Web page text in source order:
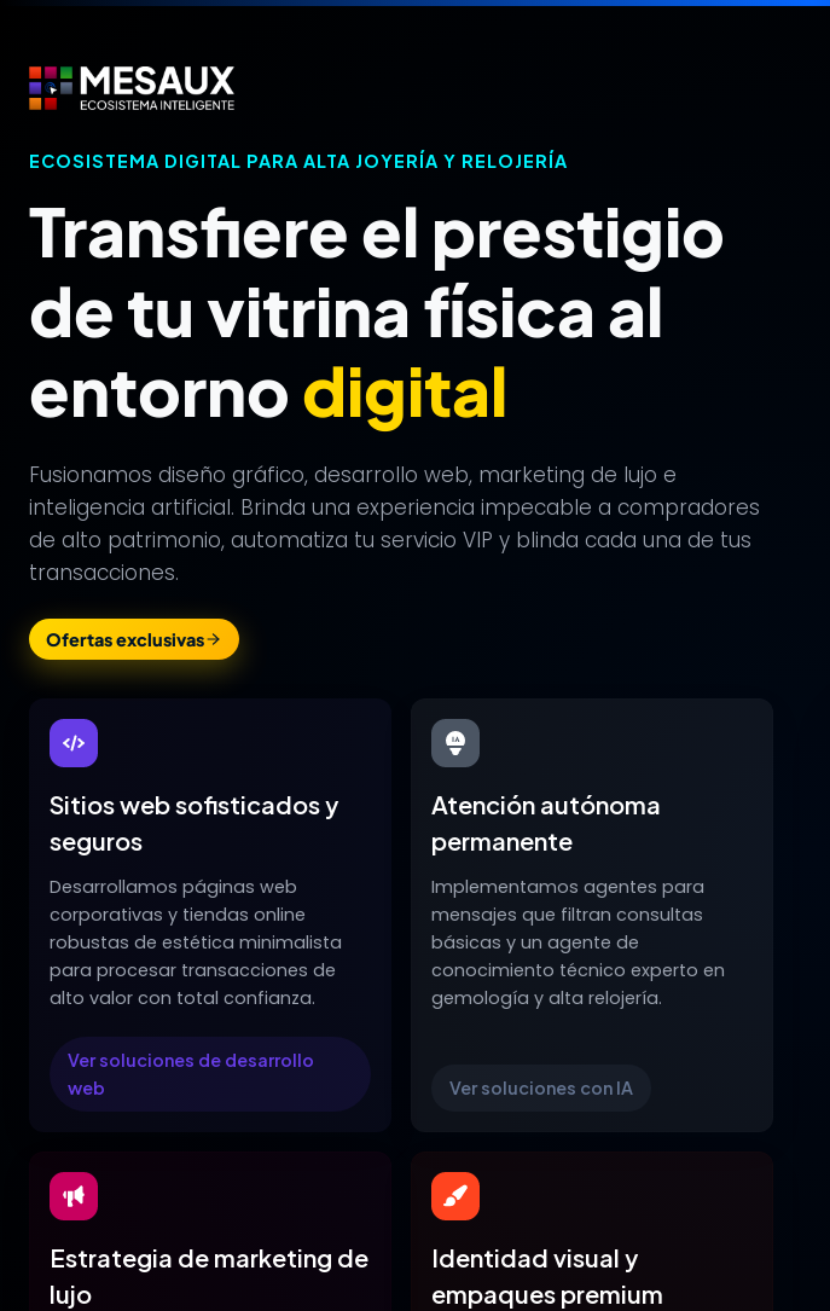
contenido
ECOSISTEMA DIGITAL PARA ALTA JOYERÍA Y RELOJERÍA
Transfiere el prestigio
de tu vitrina física al
entornodigital
Fusionamos diseño gráfico, desarrollo web, marketing de lujo e
inteligencia artificial. Brinda una experiencia impecable a compradores
de alto patrimonio, automatiza tu servicio VIP y blinda cada una de tus
transacciones.
Ofertas exclusivas
Sitios web sofisticados y
seguros
Desarrollamos páginas web
corporativas y tiendas online
robustas de estética minimalista
para procesar transacciones de
alto valor con total confianza.
Ver soluciones de desarrollo
web
Atención autónoma
permanente
Implementamos agentes para
mensajes que filtran consultas
básicas y un agente de
conocimiento técnico experto en
gemología y alta relojería.
Ver soluciones con IA
Estrategia de marketing de
lujo
Identidad visual y
empaques premium